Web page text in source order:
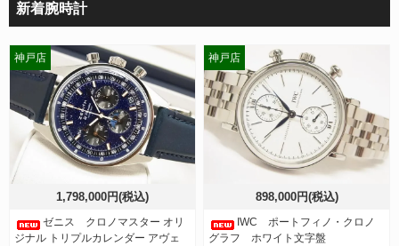
新着腕時計
1,798,000円(税込)
ゼニス クロノマスター オリ
ジナル トリプルカレンダー アヴェ
神戸店
898,000円(税込)
IWC ポートフィノ・クロノ
グラフ ホワイト文字盤
神戸店